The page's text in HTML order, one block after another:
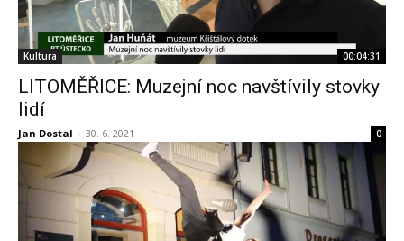
Kultura 00:04:31
LITOMĚŘICE: Muzejní noc navštívily stovky
lidí
Jan Dostal - 30. 6. 2021 0